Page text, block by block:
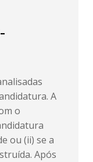
A
o
ou (ii) se a
Após